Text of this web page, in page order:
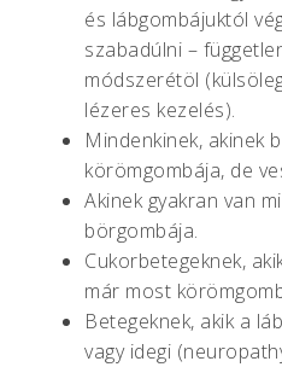
és lábgombájuktól
szabadúlni –
módszerétöl
lézeres kezelés).
Mindenkinek, akinek
körömgombája, de
Akinek gyakran van
börgombája.
Cukorbetegeknek,
már most
Betegeknek, akik a
vagy idegi